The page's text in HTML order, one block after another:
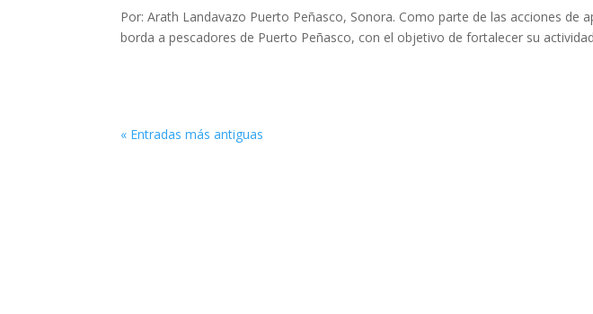
Por: Arath Landavazo Puerto Peñasco, Sonora. Como parte de las acciones
borda a pescadores de Puerto Peñasco, con el objetivo de fortalecer su
« Entradas más antiguas